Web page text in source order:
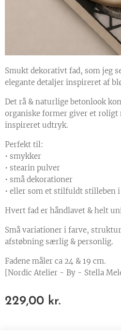
Smukt dekorativt fad, som jeg
elegante detaljer inspireret af
Det rå & naturlige betonlook
organiske former giver et roligt
inspireret udtryk.
Perfekt til:
• smykker
• stearin pulver
• små dekorationer
• eller som et stilfuldt stilleben
Hvert fad er håndlavet & helt
Små variationer i farve,
afstøbning særlig & personlig.
Fadene måler ca 24 & 19 cm.
[Nordic Atelier - By - Stella
229,00 kr.